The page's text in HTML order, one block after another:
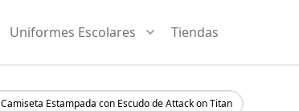
Uniformes Escolares Tiendas
Camiseta Estampada con Escudo de Attack on Titan